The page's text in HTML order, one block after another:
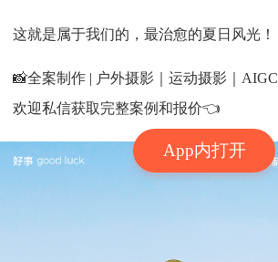
App内打开
这就是属于我们的，最治愈的夏日风光！
📸全案制作 | 户外摄影｜运动摄影｜
欢迎私信获取完整案例和报价👈